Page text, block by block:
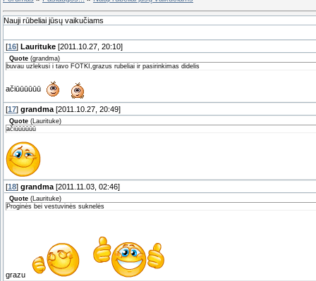
Nauji rūbeliai jūsų vaikučiams
[16] Laurituke [2011.10.27, 20:10]
Quote (grandma)
buvau uzlekusi i tavo FOTKI,grazus rubeliai ir pasirinkimas didelis
ačiūūūūūū
[17] grandma [2011.10.27, 20:49]
Quote (Laurituke)
ačiūūūūūū
[18] grandma [2011.11.03, 02:46]
Quote (Laurituke)
Proginės bei vestuvinės suknelės
grazu